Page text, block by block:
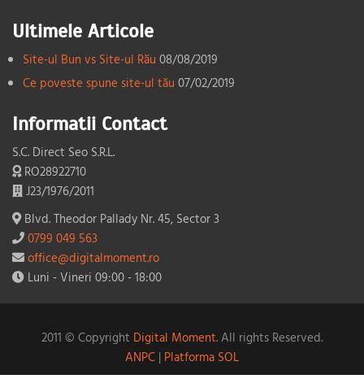
Ultimele Articole
Site-ul Bun vs Site-ul Rău 08/08/2019
Ce poveste spune site-ul tău 07/02/2019
Informatii Contact
S.C. Direct Seo S.R.L.
RO28922710
J23/1976/2011
Blvd. Theodor Pallady Nr. 45, Sector 3
0799 049 563
office@digitalmoment.ro
Luni - Vineri 09:00 - 18:00
2011 © Copyright Digital Moment.All rights Reserved.
ANPC | Platforma SOL